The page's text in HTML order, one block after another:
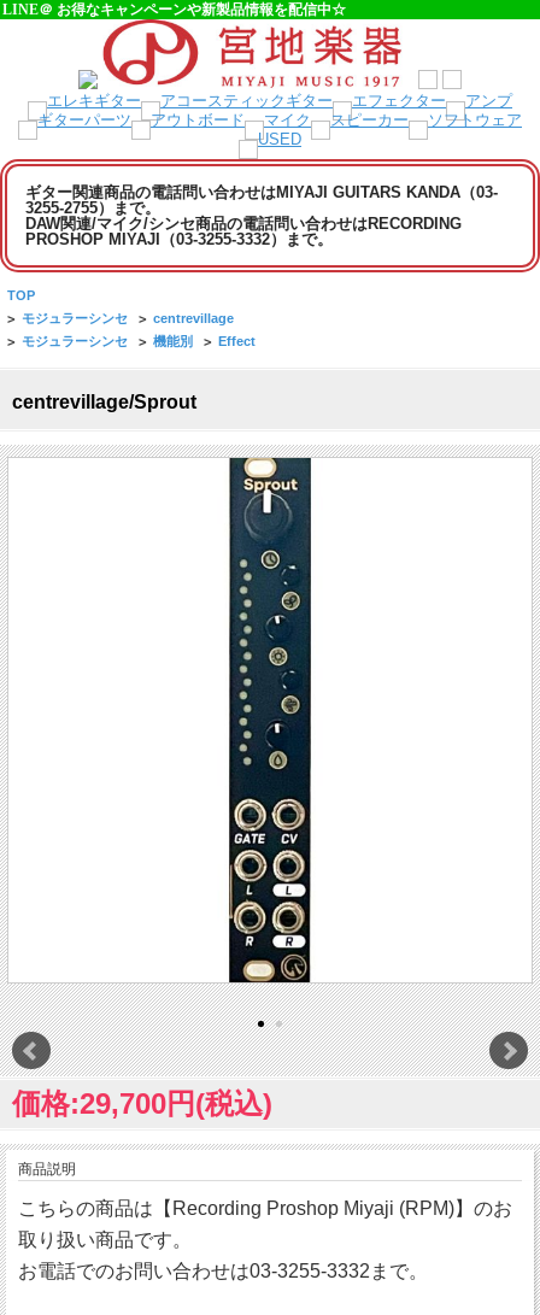
LINE＠ お得なキャンペーンや新製品情報を配信中☆
ギター関連商品の電話問い合わせはMIYAJI GUITARS KANDA（03-
3255-2755）まで。
DAW関連/マイク/シンセ商品の電話問い合わせはRECORDING
PROSHOP MIYAJI（03-3255-3332）まで。
TOP
> モジュラーシンセ > centrevillage
> モジュラーシンセ > 機能別 > Effect
centrevillage/Sprout
価格:29,700円(税込)
商品説明
こちらの商品は【Recording Proshop Miyaji (RPM)】のお
取り扱い商品です。
お電話でのお問い合わせは03-3255-3332まで。